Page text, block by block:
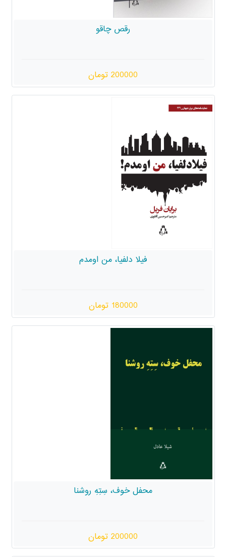
رقص چاقو
200000 تومان
فیلا دلفیا، من اومدم
180000 تومان
محفل خوف، سِتِهِ روشنا
200000 تومان